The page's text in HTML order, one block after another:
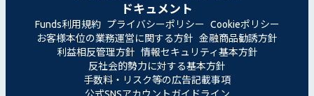
ドキュメント
Funds利用規約 プライバシーポリシー Cookieポリシー
お客様本位の業務運営に関する方針 金融商品勧誘方針
利益相反管理方針 情報セキュリティ基本方針
反社会的勢力に対する基本方針
手数料・リスク等の広告記載事項
公式SNSアカウントガイドライン